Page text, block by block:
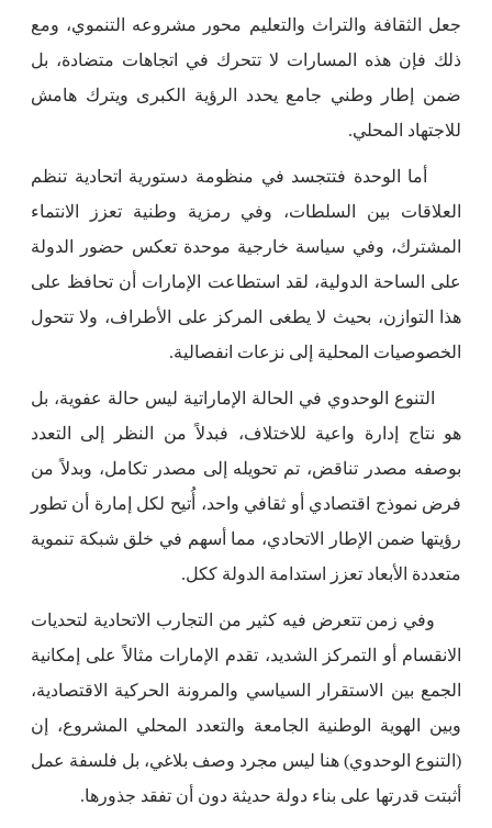
جعل الثقافة والتراث والتعليم محور مشروعه التنموي، ومع
ذلك فإن هذه المسارات لا تتحرك في اتجاهات متضادة، بل
ضمن إطار وطني جامع يحدد الرؤية الكبرى ويترك هامش
للاجتهاد المحلي.
أما الوحدة فتتجسد في منظومة دستورية اتحادية تنظم
العلاقات بين السلطات، وفي رمزية وطنية تعزز الانتماء
المشترك، وفي سياسة خارجية موحدة تعكس حضور الدولة
على الساحة الدولية، لقد استطاعت الإمارات أن تحافظ على
هذا التوازن، بحيث لا يطغى المركز على الأطراف، ولا تتحول
الخصوصيات المحلية إلى نزعات انفصالية.
التنوع الوحدوي في الحالة الإماراتية ليس حالة عفوية، بل
هو نتاج إدارة واعية للاختلاف، فبدلاً من النظر إلى التعدد
بوصفه مصدر تناقض، تم تحويله إلى مصدر تكامل، وبدلاً من
فرض نموذج اقتصادي أو ثقافي واحد، أُتيح لكل إمارة أن تطور
رؤيتها ضمن الإطار الاتحادي، مما أسهم في خلق شبكة تنموية
متعددة الأبعاد تعزز استدامة الدولة ككل.
وفي زمن تتعرض فيه كثير من التجارب الاتحادية لتحديات
الانقسام أو التمركز الشديد، تقدم الإمارات مثالاً على إمكانية
الجمع بين الاستقرار السياسي والمرونة الحركية الاقتصادية،
وبين الهوية الوطنية الجامعة والتعدد المحلي المشروع، إن
(التنوع الوحدوي) هنا ليس مجرد وصف بلاغي، بل فلسفة عمل
أثبتت قدرتها على بناء دولة حديثة دون أن تفقد جذورها.